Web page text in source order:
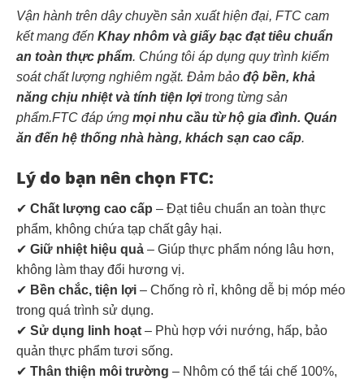
Vận hành trên dây chuyền sản xuất hiện đại, FTC cam
kết mang đến Khay nhôm và giấy bạc đạt tiêu chuẩn
an toàn thực phẩm. Chúng tôi áp dụng quy trình kiểm
soát chất lượng nghiêm ngặt. Đảm bảo độ bền, khả
năng chịu nhiệt và tính tiện lợitrong từng sản
phẩm.FTC đáp ứng mọi nhu cầu từ hộ gia đình. Quán
ăn đến hệ thống nhà hàng, khách sạn cao cấp.
Lý do bạn nên chọn FTC:
✔ Chất lượng cao cấp – Đạt tiêu chuẩn an toàn thực
phẩm, không chứa tạp chất gây hại.
✔ Giữ nhiệt hiệu quả – Giúp thực phẩm nóng lâu hơn,
không làm thay đổi hương vị.
✔ Bền chắc, tiện lợi – Chống rò rỉ, không dễ bị móp méo
trong quá trình sử dụng.
✔ Sử dụng linh hoạt – Phù hợp với nướng, hấp, bảo
quản thực phẩm tươi sống.
✔ Thân thiện môi trường – Nhôm có thể tái chế 100%,